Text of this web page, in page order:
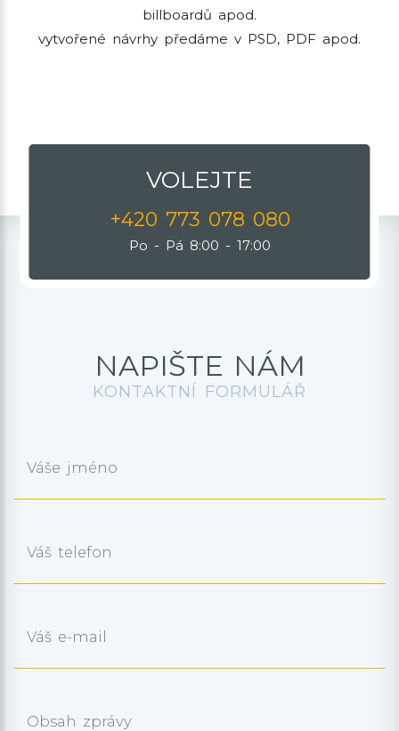
billboardů apod.
vytvořené návrhy předáme v PSD, PDF apod.
VOLEJTE
+420 773 078 080
Po - Pá 8:00 - 17:00
NAPIŠTE NÁM
KONTAKTNÍ FORMULÁŘ
Váše jméno
Váš telefon
Váš e-mail
Obsah zprávy